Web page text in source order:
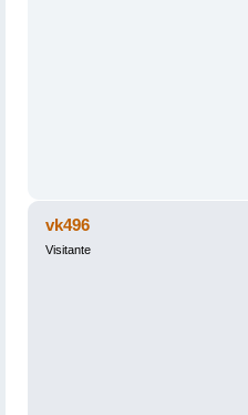
vk496
Visitante